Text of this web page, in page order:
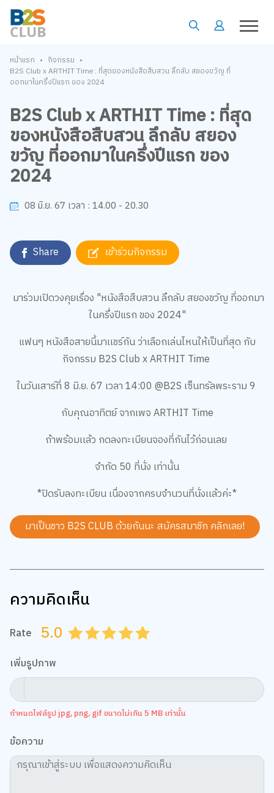
หน้าแรก • กิจกรรม •
B2S Club x ARTHIT Time : ที่สุดของหนังสือสืบสวน ลึกลับ สยองขวัญ ที่
ออกมาในครึ่งปีแรก ของ 2024
B2S Club x ARTHIT Time : ที่สุด
ของหนังสือสืบสวน ลึกลับ สยอง
ขวัญ ที่ออกมาในครึ่งปีแรก ของ
2024
08 มิ.ย. 67 เวลา : 14.00 - 20.30
Share เข้าร่วมกิจกรรม
มาร่วมเปิดวงคุยเรื่อง "หนังสือสืบสวน ลึกลับ สยองขวัญ ที่ออกมา
ในครึ่งปีแรก ของ 2024"
แฟนๆ หนังสือสายนี้มาเเชร์กัน ว่าเลือกเล่นไหนให้เป็นที่สุด กับ
กิจกรรม B2S Club x ARTHIT Time
ในวันเสาร์ที่ 8 มิ.ย. 67 เวลา 14:00 @B2S เซ็นทรัลพระราม 9
กับคุณอาทิตย์ จากเพจ ARTHIT Time
ถ้าพร้อมเเล้ว กดลงทะเบียนจองที่กันไว้ก่อนเลย
จำกัด 50 ที่นั่ง เท่านั้น
*ปิดรับลงทะเบียน เนื่องจากครบจำนวนที่นั่งเเล้วค่ะ*
มาเป็นชาว B2S CLUB ด้วยกันนะ สมัครสมาชิก คลิกเลย!
ความคิดเห็น
Rate 5.0 4.5
4.0
3.5
3.0
2.5
2.0
1.5
1.0
0.5
เพิ่มรูปภาพ
กำหนดไฟล์รูป jpg, png, gif ขนาดไม่เกิน 5 MB เท่านั้น
ข้อความ